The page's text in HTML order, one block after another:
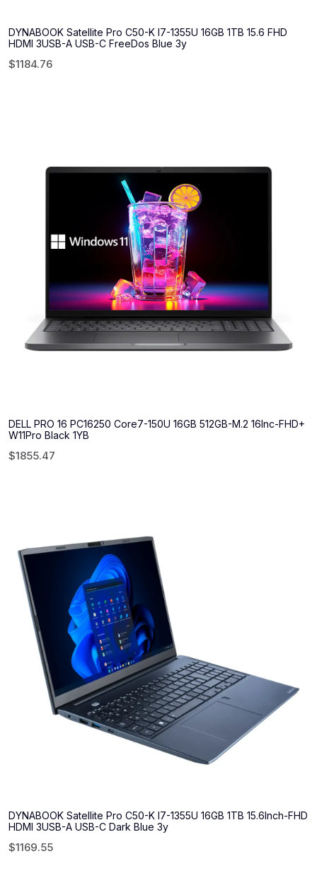
DYNABOOK Satellite Pro C50-K I7-1355U 16GB 1TB 15.6 FHD
HDMI 3USB-A USB-C FreeDos Blue 3y
$1184.76
DELL PRO 16 PC16250 Core7-150U 16GB 512GB-M.2 16Inc-FHD+
W11Pro Black 1YB
$1855.47
DYNABOOK Satellite Pro C50-K I7-1355U 16GB 1TB 15.6Inch-FHD
HDMI 3USB-A USB-C Dark Blue 3y
$1169.55